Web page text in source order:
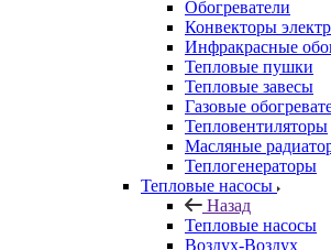
Обогреватели
Конвекторы
Инфракрасные
Тепловые пушки
Тепловые завесы
Газовые
Тепловентиляторы
Масляные
Теплогенераторы
Тепловые насосы
Назад
Тепловые насосы
Воздух-Воздух